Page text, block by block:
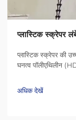
प्लास्टिक स्क्रेपर
प्लास्टिक स्क्रेपर की
घनत्व पॉलीएथिलीन
(अल्ट्रा-हाई
समय तक चलते हैं...
अधिक देखें